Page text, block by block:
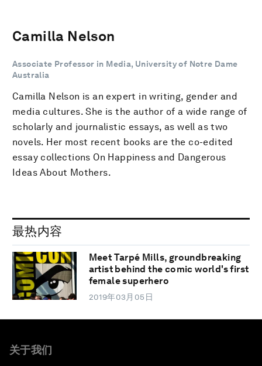
Camilla Nelson
Associate Professor in Media, University of Notre Dame
Australia
Camilla Nelson is an expert in writing, gender and
media cultures. She is the author of a wide range of
scholarly and journalistic essays, as well as two
novels. Her most recent books are the co-edited
essay collections On Happiness and Dangerous
Ideas About Mothers.
最热内容
Meet Tarpé Mills, groundbreaking
artist behind the comic world's first
female superhero
2019年03月05日
关于我们